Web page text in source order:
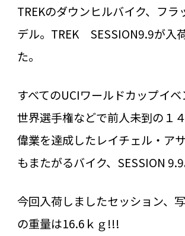
TREKのダウンヒルバイク、フラ
デル。TREK SESSION9.9が入
た。
すべてのUCIワールドカップイベ
世界選手権などで前人未到の１
偉業を達成したレイチェル・ア
もまたがるバイク、SESSION 9.9
今回入荷しましたセッション、
の重量は16.6ｋｇ!!!